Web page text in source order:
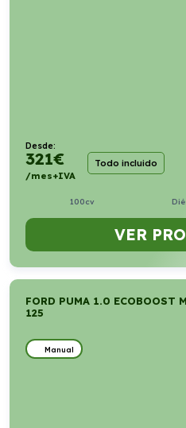
Desde:
321€
/mes+IVA
Todo incluido
100cv
VER
FORD PUMA 1.0 ECOBOOST
125
Manual